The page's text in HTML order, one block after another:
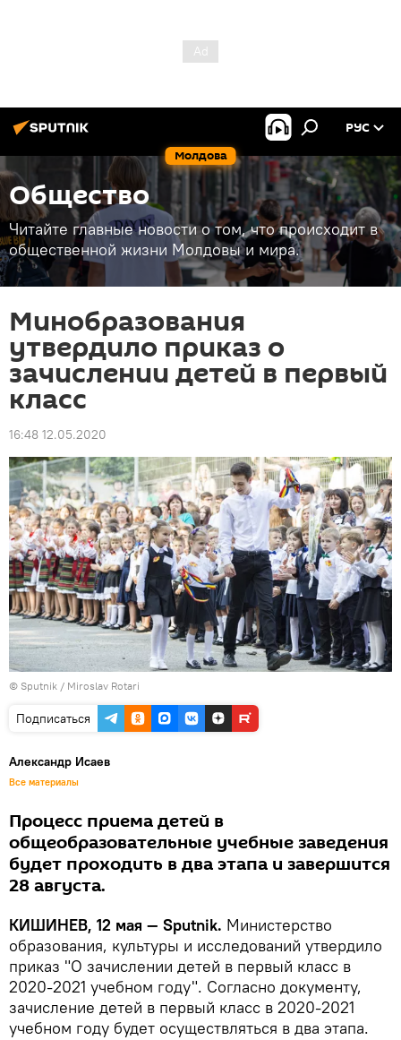
Молдова
РУС
Общество
Читайте главные новости о том, что происходит в
общественной жизни Молдовы и мира.
Минобразования
утвердило приказ о
зачислении детей в первый
класс
16:48 12.05.2020
© Sputnik / Miroslav Rotari
Подписаться
Александр Исаев
Все материалы
Процесс приема детей в
общеобразовательные учебные заведения
будет проходить в два этапа и завершится
28 августа.
КИШИНЕВ, 12 мая — Sputnik. Министерство
образования, культуры и исследований утвердило
приказ "О зачислении детей в первый класс в
2020-2021 учебном году". Согласно документу,
зачисление детей в первый класс в 2020-2021
учебном году будет осуществляться в два этапа.